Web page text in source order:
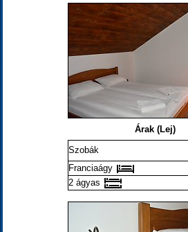
Árak (Lej)
Szobák
Franciaágy
2 ágyas